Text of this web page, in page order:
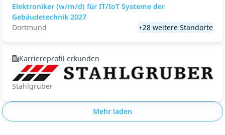
Elektroniker (w/m/d) für IT/IoT Systeme der
Gebäudetechnik 2027
Dortmund
+28 weitere Standorte
Karriereprofil erkunden
Stahlgruber
Mehr laden